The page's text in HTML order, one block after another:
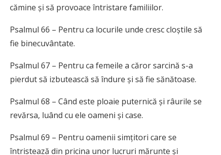
cămine și să provoace întristare familiilor.
Psalmul 66 – Pentru ca locurile unde cresc cloștile să
fie binecuvântate.
Psalmul 67 – Pentru ca femeile a căror sarcină s-a
pierdut să izbutească să îndure și să fie sănătoase.
Psalmul 68 – Când este ploaie puternică și râurile se
revărsa, luând cu ele oameni și case.
Psalmul 69 – Pentru oamenii simțitori care se
întristează din pricina unor lucruri mărunte și